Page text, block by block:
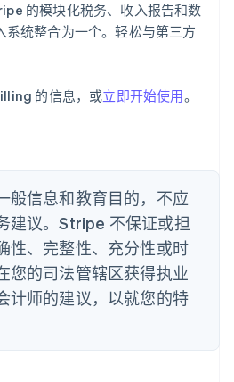
的模块化税务、收入报告和数
系统整合为一个。轻松与第三方
的信息，或立即开始使用。
般信息和教育目的，不应
建议。Stripe 不保证或担
性、完整性、充分性或时
您的司法管辖区获得执业
计师的建议，以就您的特